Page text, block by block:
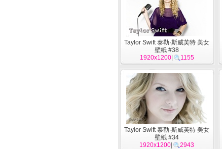
Taylor Swift 泰勒·斯威芙特 美女
壁紙 #38
1920x1200| 1155
Taylor Swift 泰勒·斯威芙特 美女
壁紙 #34
1920x1200
2943